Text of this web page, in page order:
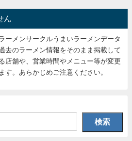
ーメンサークルうまいラーメンデータ
去のラーメン情報をそのまま掲載して
店舗や、営業時間やメニュー等が変更
す。あらかじめご注意ください。
検索